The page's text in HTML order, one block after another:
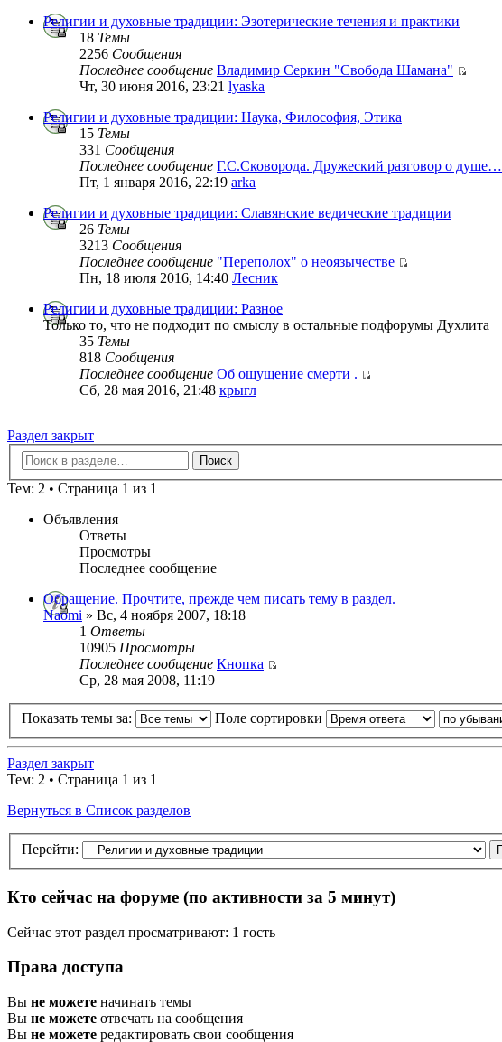
Религии и духовные традиции: Эзотерические течения и практики
18 Темы
2256 Сообщения
Последнее сообщение Владимир Серкин "Свобода Шамана"
Чт, 30 июня 2016, 23:21 lyaska
Религии и духовные традиции: Наука, Философия, Этика
15 Темы
331 Сообщения
Последнее сообщение Г.С.Сковорода. Дружеский разговор о душе…
Пт, 1 января 2016, 22:19 arka
Религии и духовные традиции: Славянские ведические традиции
26 Темы
3213 Сообщения
Последнее сообщение "Переполох" о неоязычестве
Пн, 18 июля 2016, 14:40 Лесник
Религии и духовные традиции: Разное
Только то, что не подходит по смыслу в остальные подфорумы Духлита
35 Темы
818 Сообщения
Последнее сообщение Об ощущение смерти .
Сб, 28 мая 2016, 21:48 крыгл
Раздел закрыт
Тем: 2 • Страница 1 из 1
Объявления
Ответы
Просмотры
Последнее сообщение
Обращение. Прочтите, прежде чем писать тему в раздел.
Naomi » Вс, 4 ноября 2007, 18:18
1 Ответы
10905 Просмотры
Последнее сообщение Кнопка
Ср, 28 мая 2008, 11:19
Показать темы за: Поле сортировки
Раздел закрыт
Тем: 2 • Страница 1 из 1
Вернуться в Список разделов
Перейти:
Кто сейчас на форуме (по активности за 5 минут)
Сейчас этот раздел просматривают: 1 гость
Права доступа
Вы не можете начинать темы
Вы не можете отвечать на сообщения
Вы не можете редактировать свои сообщения